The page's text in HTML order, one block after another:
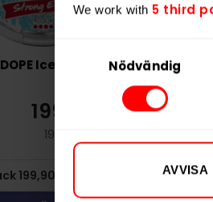
We work with 5 third
Samtyckesval
Nödvändig
AVVISA
DOPE Ice Cool
199,90 kr
19,99 kr /dosa
GOAT